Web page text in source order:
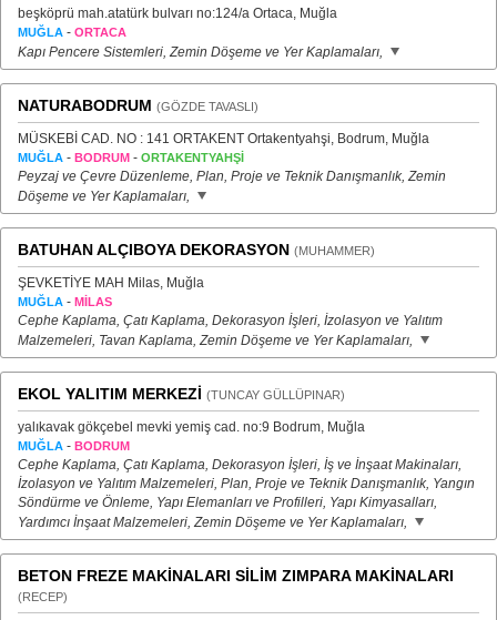
beşköprü mah.atatürk bulvarı no:124/a Ortaca, Muğla
MUĞLA - ORTACA
Kapı Pencere Sistemleri, Zemin Döşeme ve Yer Kaplamaları,
NATURABODRUM (GÖZDE TAVASLI)
MÜSKEBİ CAD. NO : 141 ORTAKENT Ortakentyahşi, Bodrum, Muğla
MUĞLA - BODRUM - ORTAKENTYAHŞİ
Peyzaj ve Çevre Düzenleme, Plan, Proje ve Teknik Danışmanlık, Zemin
Döşeme ve Yer Kaplamaları,
BATUHAN ALÇIBOYA DEKORASYON (MUHAMMER)
ŞEVKETİYE MAH Milas, Muğla
MUĞLA - MİLAS
Cephe Kaplama, Çatı Kaplama, Dekorasyon İşleri, İzolasyon ve Yalıtım
Malzemeleri, Tavan Kaplama, Zemin Döşeme ve Yer Kaplamaları,
EKOL YALITIM MERKEZİ (TUNCAY GÜLLÜPINAR)
yalıkavak gökçebel mevki yemiş cad. no:9 Bodrum, Muğla
MUĞLA - BODRUM
Cephe Kaplama, Çatı Kaplama, Dekorasyon İşleri, İş ve İnşaat Makinaları,
İzolasyon ve Yalıtım Malzemeleri, Plan, Proje ve Teknik Danışmanlık, Yangın
Söndürme ve Önleme, Yapı Elemanları ve Profilleri, Yapı Kimyasalları,
Yardımcı İnşaat Malzemeleri, Zemin Döşeme ve Yer Kaplamaları,
BETON FREZE MAKİNALARI SİLİM ZIMPARA MAKİNALARI
(RECEP)